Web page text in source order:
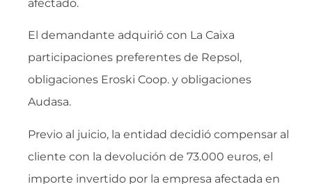
afectado.
El demandante adquirió con La Caixa
participaciones preferentes de Repsol,
obligaciones Eroski Coop. y obligaciones
Audasa.
Previo al juicio, la entidad decidió compensar al
cliente con la devolución de 73.000 euros, el
importe invertido por la empresa afectada en